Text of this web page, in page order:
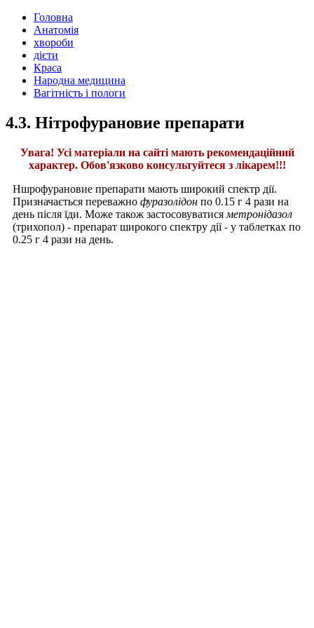
Головна
Анатомія
хвороби
дієти
Краса
Народна медицина
Вагітність і пологи
4.3. Нітрофурановие препарати
Увага! Усі матеріали на сайті мають рекомендаційний
характер. Обов'язково консультуйтеся з лікарем!!!
Ншрофурановие препарати мають широкий спектр дії.
Призначається переважно фуразолідон по 0.15 г 4 рази на
день після їди. Може також застосовуватися метронідазол
(трихопол) - препарат широкого спектру дії - у таблетках по
0.25 г 4 рази на день.